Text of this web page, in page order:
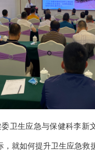
委卫生应急与保健科李新
，就如何提升卫生应急救